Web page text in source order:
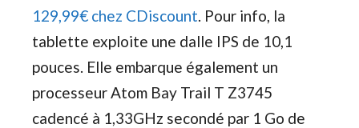
129,99€ chez CDiscount. Pour info, la
tablette exploite une dalle IPS de 10,1
pouces. Elle embarque également un
processeur Atom Bay Trail T Z3745
cadencé à 1,33GHz secondé par 1 Go de